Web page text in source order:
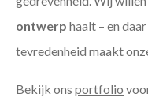
ontwerp haalt – en
tevredenheid maakt
Bekijk ons portfolio